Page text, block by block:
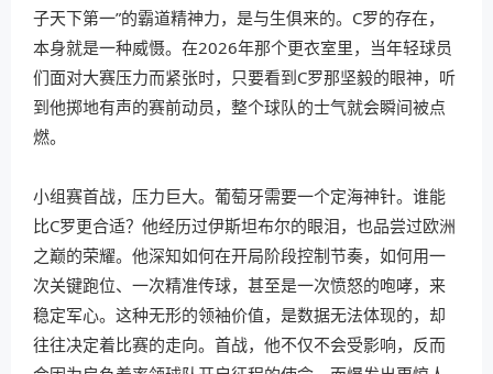
子天下第一”的霸道精神力，是与生俱来的。C罗的存在，
本身就是一种威慑。在2026年那个更衣室里，当年轻球员
们面对大赛压力而紧张时，只要看到C罗那坚毅的眼神，听
到他掷地有声的赛前动员，整个球队的士气就会瞬间被点
燃。
小组赛首战，压力巨大。葡萄牙需要一个定海神针。谁能
比C罗更合适？他经历过伊斯坦布尔的眼泪，也品尝过欧洲
之巅的荣耀。他深知如何在开局阶段控制节奏，如何用一
次关键跑位、一次精准传球，甚至是一次愤怒的咆哮，来
稳定军心。这种无形的领袖价值，是数据无法体现的，却
往往决定着比赛的走向。首战，他不仅不会受影响，反而